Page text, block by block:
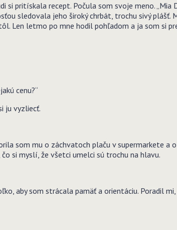
pritískala recept. Počula som svoje meno. „Mia
sledovala jeho široký chrbát, trochu sivý plášť.
Len letmo po mne hodil pohľadom a ja som si
cenu?“
ju vyzliecť.
som mu o záchvatoch plaču v supermarkete a
si myslí, že všetci umelci sú trochu na hlavu.
aby som strácala pamäť a orientáciu. Poradil